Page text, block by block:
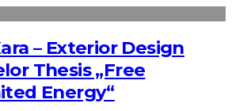
– Exterior Design
Thesis „Free
Energy“